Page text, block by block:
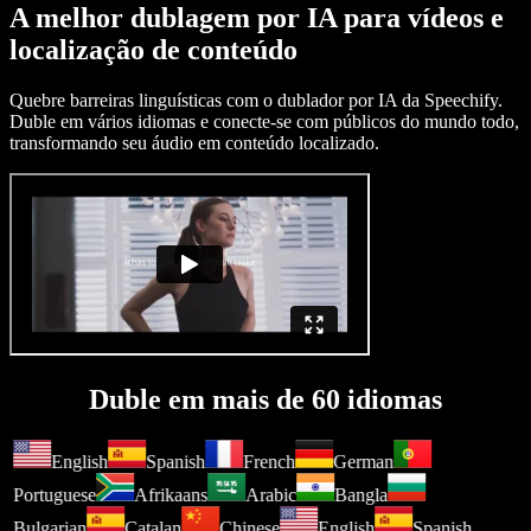
A melhor dublagem por IA para vídeos e
localização de conteúdo
Quebre barreiras linguísticas com o dublador por IA da Speechify.
Duble em vários idiomas e conecte-se com públicos do mundo todo,
transformando seu áudio em conteúdo localizado.
Duble em mais de 60 idiomas
English Spanish French
German
Portuguese
Afrikaans Arabic
Bangla